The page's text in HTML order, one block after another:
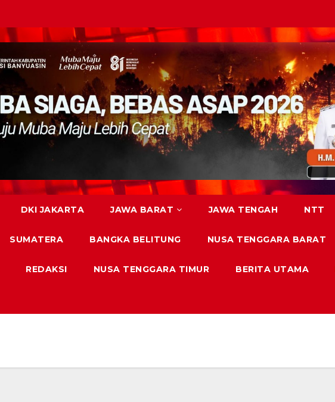
DKI JAKARTA JAWA BARAT JAWA TENGAH NTT
SUMATERA BANGKA BELITUNG NUSA TENGGARA BARAT
REDAKSI NUSA TENGGARA TIMUR BERITA UTAMA